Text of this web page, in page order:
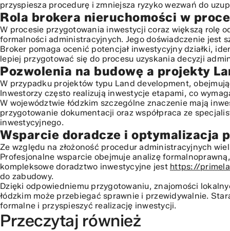
przyspiesza procedurę i zmniejsza ryzyko wezwań do
Rola brokera nieruchomości w
W procesie przygotowania inwestycji coraz większą rolę
formalności administracyjnych. Jego doświadczenie jest
Broker pomaga ocenić potencjał inwestycyjny działki,
lepiej przygotować się do procesu uzyskania decyzji
Pozwolenia na budowę a projekty
W przypadku projektów typu Land development,
Inwestorzy często realizują inwestycje etapami, co
W województwie łódzkim szczególne znaczenie mają
przygotowanie dokumentacji oraz współpraca ze
inwestycyjnego.
Wsparcie doradcze i optymalizacja
Ze względu na złożoność procedur administracyjnych
Profesjonalne wsparcie obejmuje analizę
kompleksowe doradztwo inwestycyjne jest https://
do zabudowy.
Dzięki odpowiedniemu przygotowaniu, znajomości
łódzkim może przebiegać sprawnie i przewidywalnie.
formalne i przyspieszyć realizację inwestycji.
Przeczytaj również